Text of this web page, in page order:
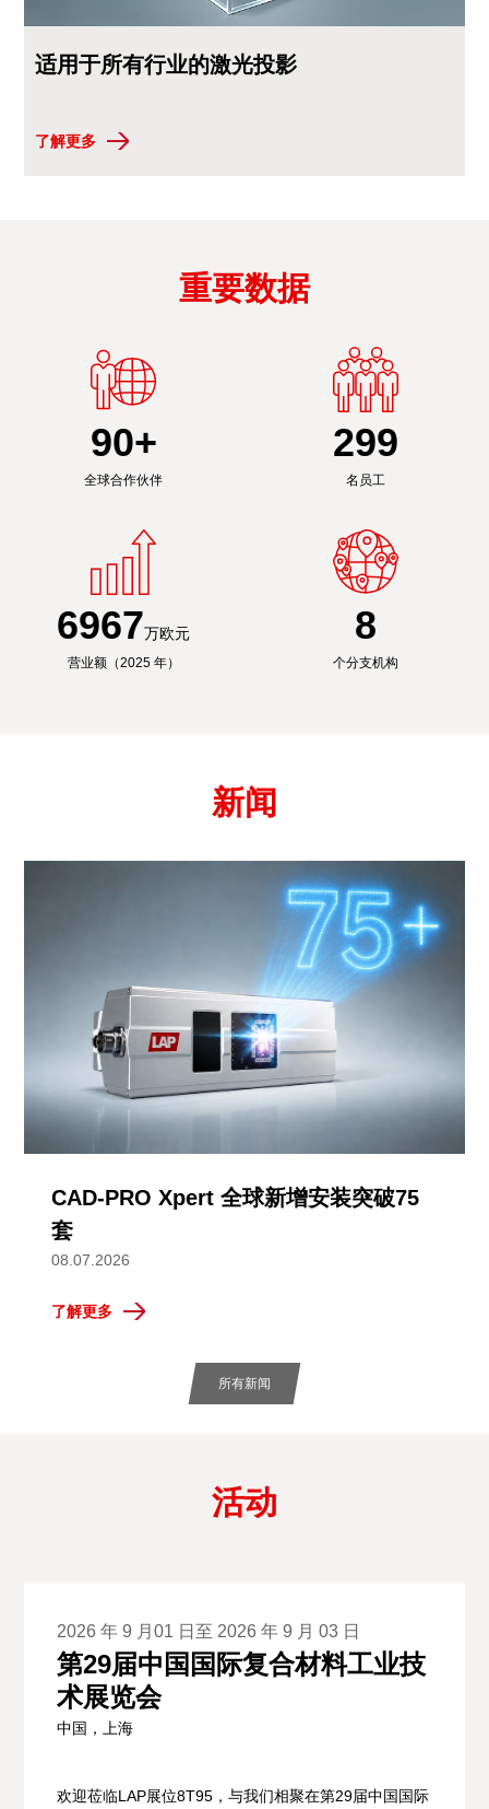
适用于所有行业的激光投影
了解更多
重要数据
90+
全球合作伙伴
300
名员工
6991万欧元
营业额（2025 年）
8
个分支机构
新闻
CAD-PRO Xpert 全球新增安装突破75
套
08.07.2026
了解更多
所有新闻
活动
2026 年 9 月01 日至 2026 年 9 月 03 日
第29届中国国际复合材料工业技
术展览会
中国，上海
欢迎莅临LAP展位8T95，与我们相聚在第29届中国国际